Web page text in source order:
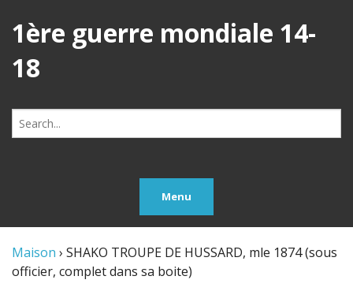
1ère guerre mondiale 14-
18
Search
for:
Menu
Maison › SHAKO TROUPE DE HUSSARD, mle 1874 (sous
officier, complet dans sa boite)